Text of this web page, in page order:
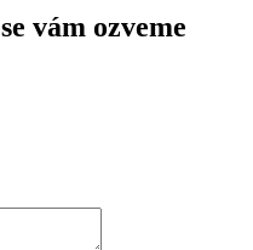
vám ozveme